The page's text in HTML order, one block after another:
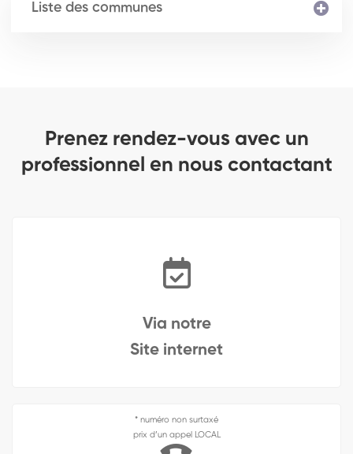
Liste des communes
Prenez rendez-vous avec un
professionnel en nous contactant
Via notre
Site internet
* numéro non surtaxé
prix d’un appel LOCAL